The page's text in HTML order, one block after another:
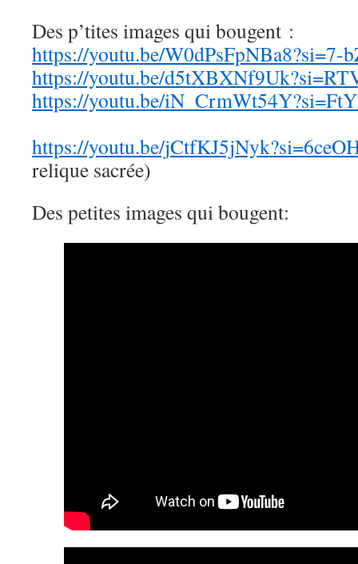
Des p’tites images qui bougent :
https://youtu.be/W0dPsFpNBa8?si=7-
https://youtu.be/
https://youtu.be/
https://youtu.be/
relique sacrée)
Des petites images qui bougent: